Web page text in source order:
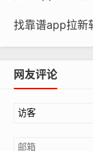
找靠谱app拉新
网友评论